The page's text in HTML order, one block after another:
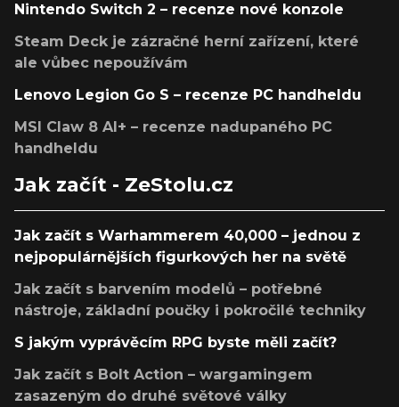
Nintendo Switch 2 – recenze nové konzole
Steam Deck je zázračné herní zařízení, které
ale vůbec nepoužívám
Lenovo Legion Go S – recenze PC handheldu
MSI Claw 8 AI+ – recenze nadupaného PC
handheldu
Jak začít - ZeStolu.cz
Jak začít s Warhammerem 40,000 – jednou z
nejpopulárnějších figurkových her na světě
Jak začít s barvením modelů – potřebné
nástroje, základní poučky i pokročilé techniky
S jakým vyprávěcím RPG byste měli začít?
Jak začít s Bolt Action – wargamingem
zasazeným do druhé světové války